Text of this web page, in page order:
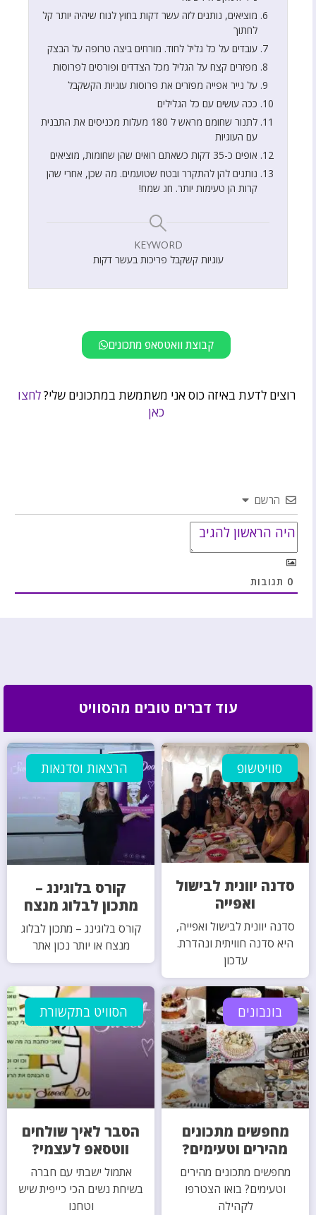
מוציאים, נותנים לזה עשר דקות בחוץ לנוח שיהיה יותר קל
לחתוך
עובדים על כל גליל לחוד. מורחים ביצה טרופה על הבצק
מפזרים קצח על הגליל מכל הצדדים ופורסים לפרוסות
על נייר אפייה מפזרים את פרוסות עוגיות הקשקבל
ככה עושים עם כל הגלילים
לתנור שחומם מראש ל 180 מעלות מכניסים את התבנית
עם העוגיות
אופים כ-35 דקות כשאתם רואים שהן שחומות, מוציאים
נותנים להן להתקרר ובטח שטועמים. מה שכן, אחרי שהן
קרות הן טעימות יותר. חג שמח!
KEYWORD
עוגיות קשקבל פריכות בעשר דקות
קבוצת וואטסאפ מתכונים
רוצים לדעת באיזה כוס אני משתמשת במתכונים שלי?לחצו
כאן
הרשם
0 תגובות
עוד דברים טובים מהסוויט
סוויטשופ
סדנה יוונית לבישול
ואפייה
סדנה יוונית לבישול ואפייה,
היא סדנה חוויתית ונהדרת.
עדכון
הרצאות וסדנאות
קורס בלוגינג –
מתכון לבלוג מנצח
קורס בלוגינג – מתכון לבלוג
מנצח או יותר נכון אתר
בונבונים
מחפשים מתכונים
מהירים וטעימים?
מחפשים מתכונים מהירים
וטעימים? בואו הצטרפו
לקהילה
הסוויט בתקשורת
הסבר לאיך שולחים
ווטסאפ לעצמי?
אתמול ישבתי עם חברה
בשיחת נשים הכי כייפית שיש
וטחנו